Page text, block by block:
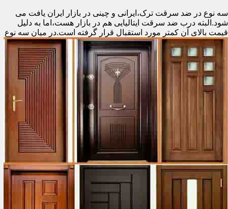
سه نوع در ضد سرقت ترک،ایرانی و چینی در بازار ایران یافت می
شود.البته درب ضد سرقت ایتالیایی هم در بازار هست،اما به دلیل
قیمت بالای آن کمتر مورد استقبال قرار گرفته است.در میان سه نوع